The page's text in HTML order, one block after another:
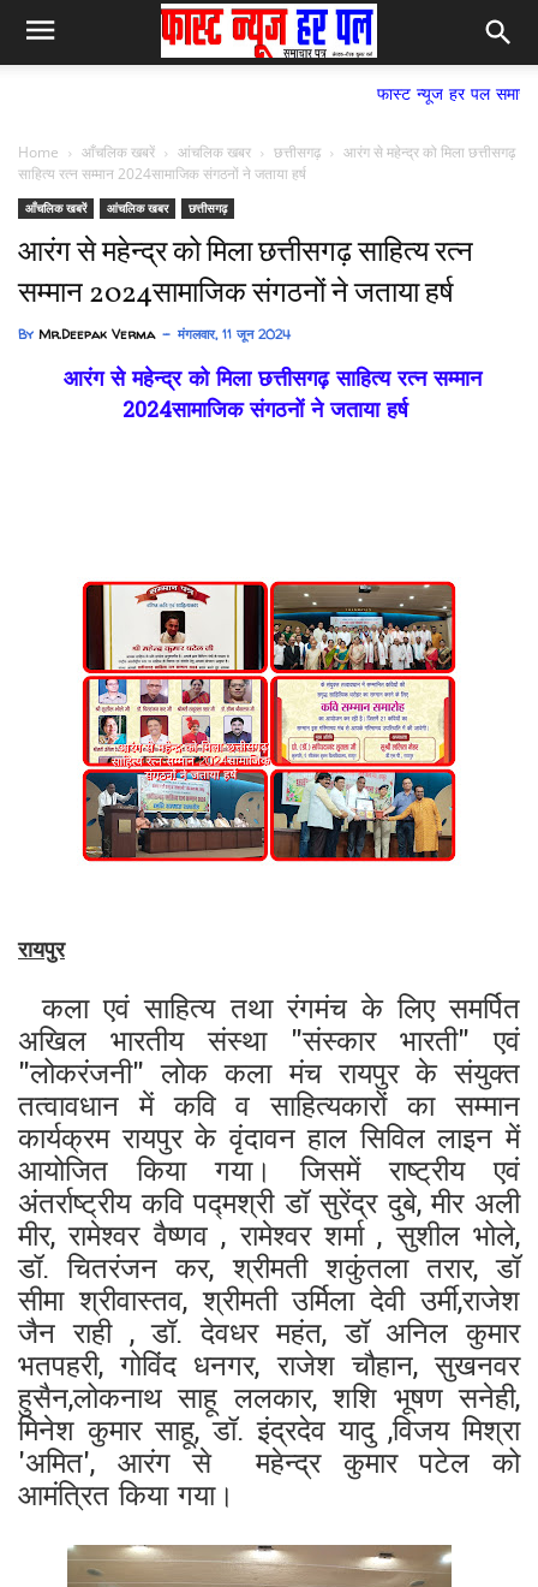
फास्ट न्यूज हर पल समाचार पत्र,
Home आँचलिक खबरें आंचलिक खबर छत्तीसगढ़
आरंग से महेन्द्र को मिला छत्तीसगढ़
साहित्य रत्न सम्मान 2024सामाजिक संगठनों ने जताया हर्ष
आँचलिक खबरें आंचलिक खबर छत्तीसगढ़
आरंग से महेन्द्र को मिला छत्तीसगढ़ साहित्य रत्न
सम्मान 2024सामाजिक संगठनों ने जताया हर्ष
By Mr.Deepak Verma मंगलवार, 11 जून 2024
आरंग से महेन्द्र को मिला छत्तीसगढ़ साहित्य रत्न सम्मान
2024सामाजिक संगठनों ने जताया हर्ष
रायपुर
कला एवं साहित्य तथा रंगमंच के लिए समर्पित
अखिल भारतीय संस्था "संस्कार भारती" एवं
"लोकरंजनी" लोक कला मंच रायपुर के संयुक्त
तत्वावधान में कवि व साहित्यकारों का सम्मान
कार्यक्रम रायपुर के वृंदावन हाल सिविल लाइन में
आयोजित किया गया। जिसमें राष्ट्रीय एवं
अंतर्राष्ट्रीय कवि पद्मश्री डॉ सुरेंद्र दुबे, मीर अली
मीर, रामेश्वर वैष्णव , रामेश्वर शर्मा , सुशील भोले,
डॉ. चितरंजन कर, श्रीमती शकुंतला तरार, डॉ
सीमा श्रीवास्तव, श्रीमती उर्मिला देवी उर्मी,राजेश
जैन राही , डॉ. देवधर महंत, डॉ अनिल कुमार
भतपहरी, गोविंद धनगर, राजेश चौहान, सुखनवर
हुसैन,लोकनाथ साहू ललकार, शशि भूषण सनेही,
मिनेश कुमार साहू, डॉ. इंद्रदेव यादु ,विजय मिश्रा
'अमित', आरंग से महेन्द्र कुमार पटेलको
आमंत्रित किया गया।